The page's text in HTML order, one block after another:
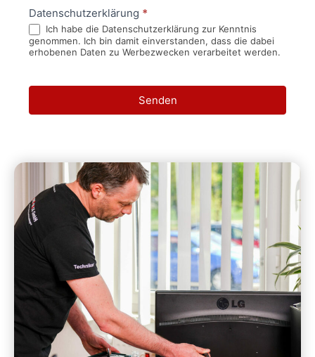
Datenschutzerklärung *
Ich habe die Datenschutzerklärung zur Kenntnis
genommen. Ich bin damit einverstanden, dass die dabei
erhobenen Daten zu Werbezwecken verarbeitet werden.
Senden